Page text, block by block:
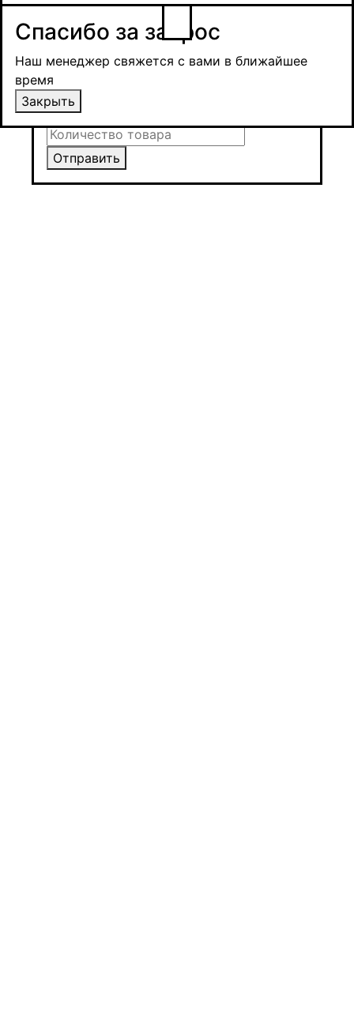
Заказ товара
Уведомить о поступлении
Спасибо за заявку
Наш менеджер свяжется с вами в ближайшее
время и обсудит сроки поставки и условия
оплаты
Закрыть
Получить оптовую цену
Отправить
Спасибо за запрос
Наш менеджер свяжется с вами в ближайшее
время
Закрыть